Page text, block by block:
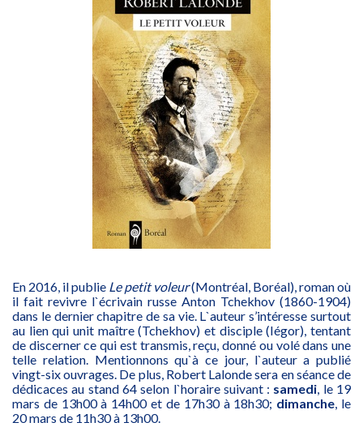
En 2016, il publie Le petit voleur(Montréal, Boréal), roman où
il fait revivre l`écrivain russe Anton Tchekhov (1860-1904)
dans le dernier chapitre de sa vie. L`auteur s’intéresse surtout
au lien qui unit maître (Tchekhov) et disciple (Iégor), tentant
de discerner ce qui est transmis, reçu, donné ou volé dans une
telle relation. Mentionnons qu`à ce jour, l`auteur a publié
vingt-six ouvrages. De plus, Robert Lalonde sera en séance de
dédicaces au stand 64 selon l`horaire suivant : samedi, le 19
mars de 13h00 à 14h00 et de 17h30 à 18h30; dimanche, le
20 mars de 11h30 à 13h00.